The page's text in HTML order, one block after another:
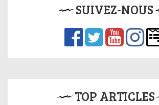
SUIVEZ-NOUS
TOP ARTICLES